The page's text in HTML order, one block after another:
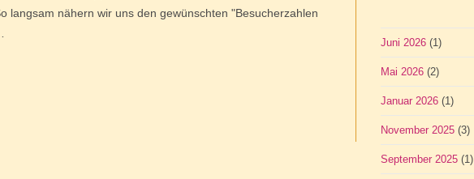
langsam nähern wir uns den gewünschten "Besucherzahlen
Juni 2026 (1)
Mai 2026 (2)
Januar 2026 (1)
November 2025 (3)
September 2025 (1)